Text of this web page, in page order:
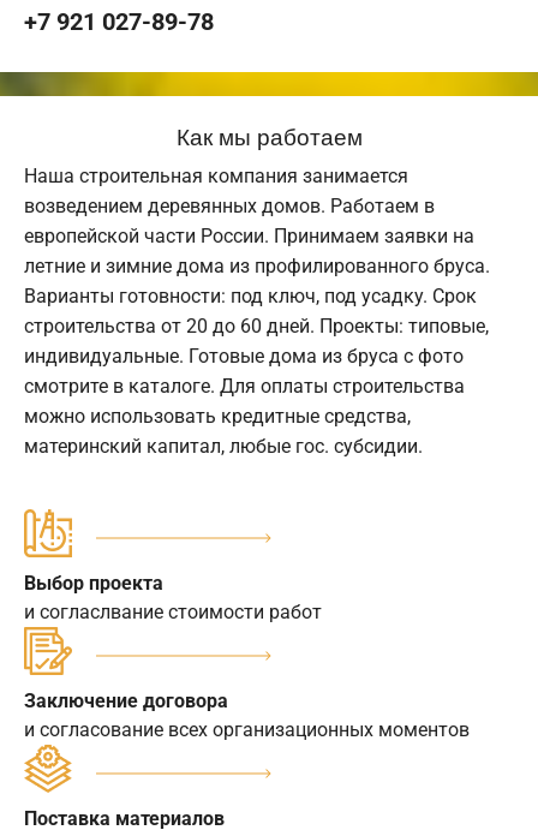
+7 921 027-89-78
Как мы работаем
Наша строительная компания занимается
возведением деревянных домов. Работаем в
европейской части России. Принимаем заявки на
летние и зимние дома из профилированного бруса.
Варианты готовности: под ключ, под усадку. Срок
строительства от 20 до 60 дней. Проекты: типовые,
индивидуальные. Готовые дома из бруса с фото
смотрите в каталоге. Для оплаты строительства
можно использовать кредитные средства,
материнский капитал, любые гос. субсидии.
Выбор проекта
и согласлвание стоимости работ
Заключение договора
и согласование всех организационных моментов
Поставка материалов